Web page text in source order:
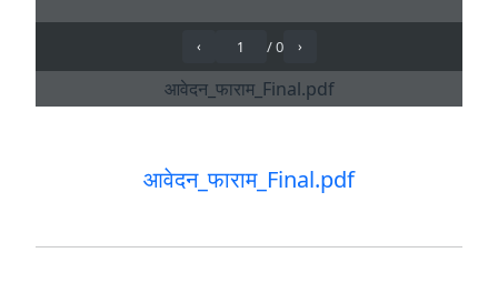
आवेदन_फाराम_Final.pdf